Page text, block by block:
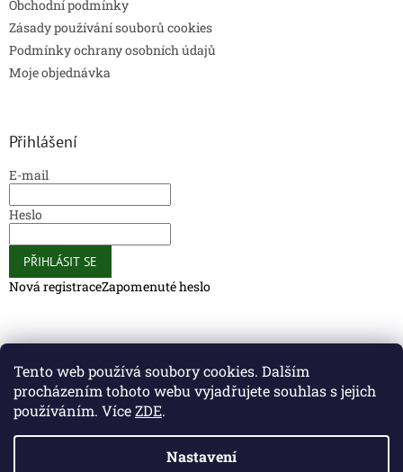
Tento web používá soubory cookies. Dalším
procházením tohoto webu vyjadřujete souhlas s jejich
používáním. VíceZDE.
Nastavení
Obchodní podmínky
Zásady používání souborů cookies
Podmínky ochrany osobních údajů
Moje objednávka
Přihlášení
E-mail
Heslo
PŘIHLÁSIT SE
Nová registraceZapomenuté heslo